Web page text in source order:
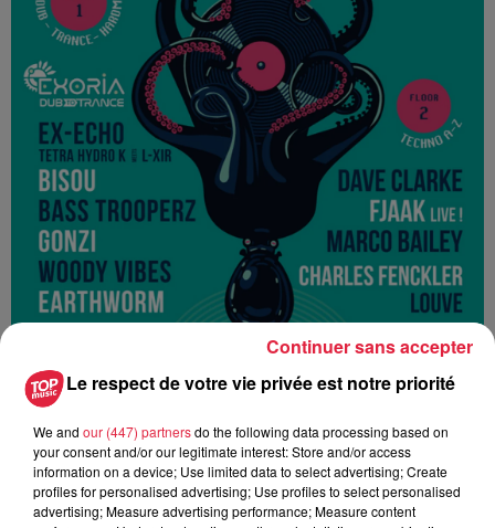
Ajouter à votre calendrier
du22 février 2020 à 0h00
Le respect de votre vie privée est notre priorité
We and our (447) partnersdo the following data processing based on
your consent and/or our legitimate interest: Store and/or access
information on a device; Use limited data to select advertising; Create
profiles for personalised advertising; Use profiles to select personalised
advertising; Measure advertising performance; Measure content
Continuer sans accepter